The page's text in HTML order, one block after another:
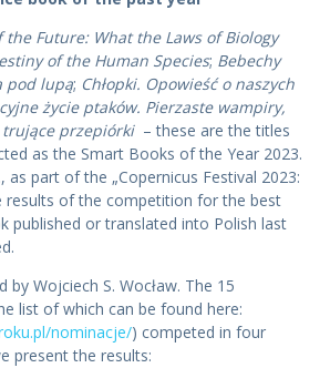
Future: What the Laws of Biology
of the Human Species; Bebechy
pod lupą; Chłopki. Opowieść o naszych
życie ptaków. Pierzaste wampiry,
przepiórki– these are the titles
as the Smart Books of the Year 2023.
as part of the „Copernicus Festival 2023:
results of the competition for the best
published or translated into Polish last
by Wojciech S. Wocław. The 15
list of which can be found here:
nominacje/) competed in four
present the results: